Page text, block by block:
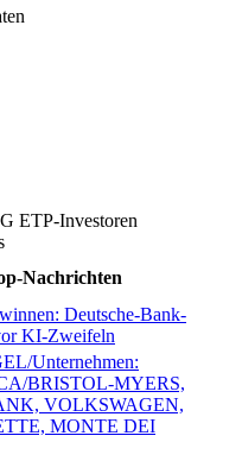
ETP-Investoren
Nachrichten
Deutsche-Bank-
KI-Zweifeln
Unternehmen:
BRISTOL-MYERS,
VOLKSWAGEN,
MONTE DEI